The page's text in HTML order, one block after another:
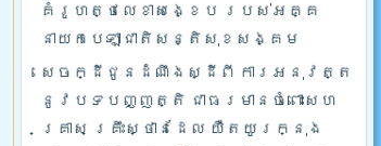
គំរូហត្ថលេខាសង្ខេប របស់អគ្គ
នាយកបេឡាជាតិសន្តិសុខសង្គម
សេចក្ដីជូនដំណឹងស្ដីពី ការអនុវត្ត
នូវបទបញ្ញត្តិ ជាធរមានចំពោះសហ
គ្រាស គ្រឹះស្ថានដែល យឺតយូរក្នុង